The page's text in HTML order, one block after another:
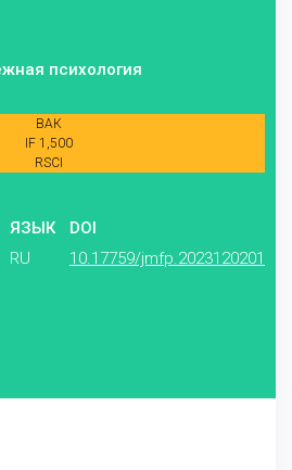
психология
ВАК
IF 1,500
RSCI
ЯЗЫК
RU
DOI
10.17759/jmfp.2023120201